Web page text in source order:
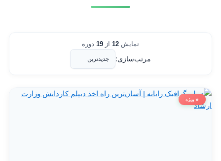
نمایش12 از 19 دوره
مرتب‌سازی:
⭐ ویژه